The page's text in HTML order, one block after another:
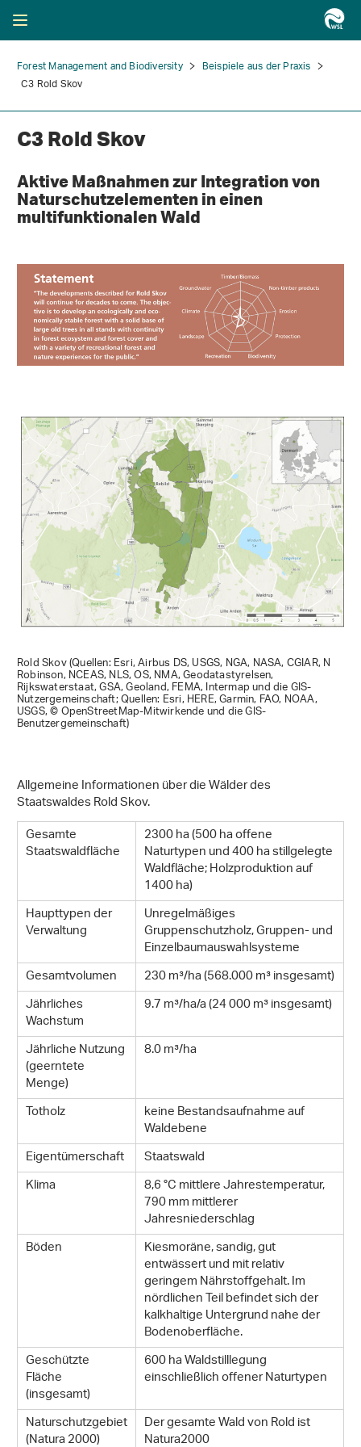
Forest Management and Biodiversity
Beispiele aus der Praxis
C3 Rold Skov
C3 Rold Skov
Aktive Maßnahmen zur Integration von
Naturschutzelementen in einen
multifunktionalen Wald
Rold Skov (Quellen: Esri, Airbus DS, USGS, NGA, NASA, CGIAR, N
Robinson, NCEAS, NLS, OS, NMA, Geodatastyrelsen,
Rijkswaterstaat, GSA, Geoland, FEMA, Intermap und die GIS-
Nutzergemeinschaft; Quellen: Esri, HERE, Garmin, FAO, NOAA,
USGS, © OpenStreetMap-Mitwirkende und die GIS-
Benutzergemeinschaft)
Allgemeine Informationen über die Wälder des
Staatswaldes Rold Skov.
Gesamte
Staatswaldfläche
2300 ha (500 ha offene
Naturtypen und 400 ha stillgelegte
Waldfläche; Holzproduktion auf
1400 ha)
Haupttypen der
Verwaltung
Unregelmäßiges
Gruppenschutzholz, Gruppen- und
Einzelbaumauswahlsysteme
Gesamtvolumen
230 m³/ha (568.000 m³ insgesamt)
Jährliches
Wachstum
9.7 m³/ha/a (24 000 m³ insgesamt)
Jährliche Nutzung
(geerntete
Menge)
8.0 m³/ha
Totholz keine Bestandsaufnahme auf
Waldebene
Eigentümerschaft
Staatswald
Klima
8,6 °C mittlere Jahrestemperatur,
790 mm mittlerer
Jahresniederschlag
Böden
Kiesmoräne, sandig, gut
entwässert und mit relativ
geringem Nährstoffgehalt. Im
nördlichen Teil befindet sich der
kalkhaltige Untergrund nahe der
Bodenoberfläche.
Geschützte
Fläche
(insgesamt)
600 ha Waldstilllegung
einschließlich offener Naturtypen
Naturschutzgebiet
(Natura 2000)
Der gesamte Wald von Rold ist
Natura2000